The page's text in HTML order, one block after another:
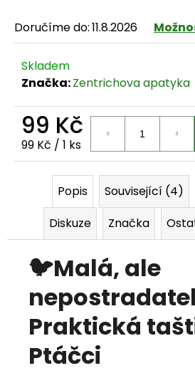
Doručíme do:11.8.2026
Skladem
Značka:Zentrichova apatyka
99 Kč
Měrná cena:
99 Kč / 1 ks
Popis Související (4)
Diskuze
Značka
🐦Malá, ale
Praktická
Ptáčci
č
e
m
e